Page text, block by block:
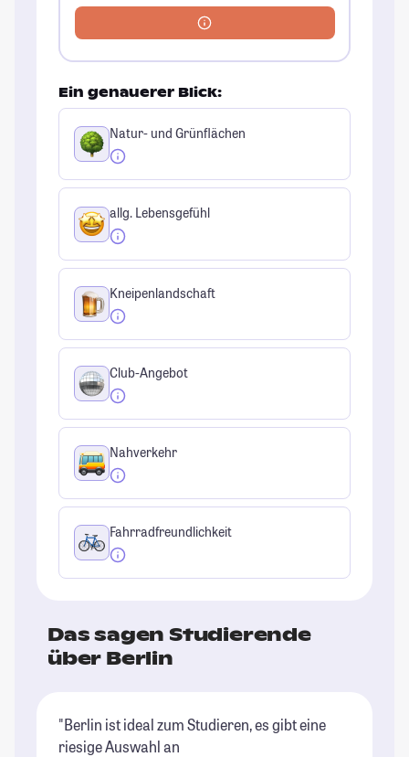
Ein genauerer Blick:
Natur- und Grünflächen
allg. Lebensgefühl
Kneipenlandschaft
Club-Angebot
Nahverkehr
Fahrradfreundlichkeit
Das sagen Studierende
über Berlin
"Berlin ist ideal zum Studieren, es gibt eine
riesige Auswahl an